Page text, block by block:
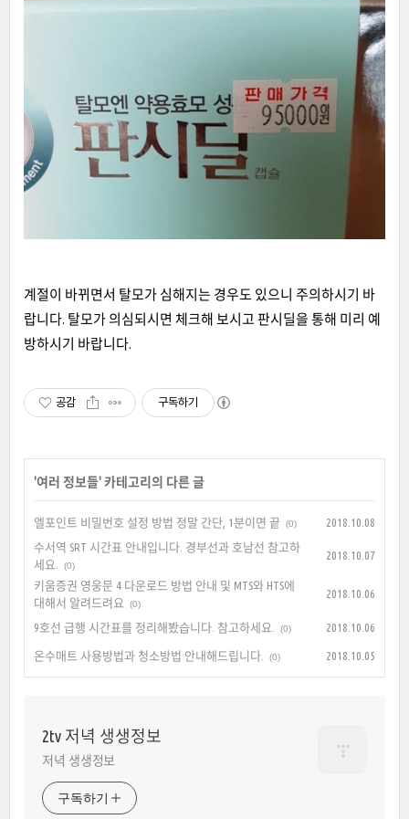
계절이 바뀌면서 탈모가 심해지는 경우도 있으니 주의하시기 바
랍니다. 탈모가 의심되시면 체크해 보시고 판시딜을 통해 미리 예
방하시기 바랍니다.
공감 구독하기
'여러 정보들' 카테고리의 다른 글
엘포인트 비밀번호 설정 방법 정말 간단, 1분이면 끝 (0)
2018.10.08
수서역 SRT 시간표 안내입니다. 경부선과 호남선 참고하
세요.
(0)
2018.10.07
키움증권 영웅문 4 다운로드 방법 안내 및 MTS와 HTS에
대해서 알려드려요
(0)
2018.10.06
9호선 급행 시간표를 정리해봤습니다. 참고하세요. (0) 2018.10.06
온수매트 사용방법과 청소방법 안내해드립니다. (0) 2018.10.05
2tv 저녁 생생정보
저녁 생생정보
구독하기